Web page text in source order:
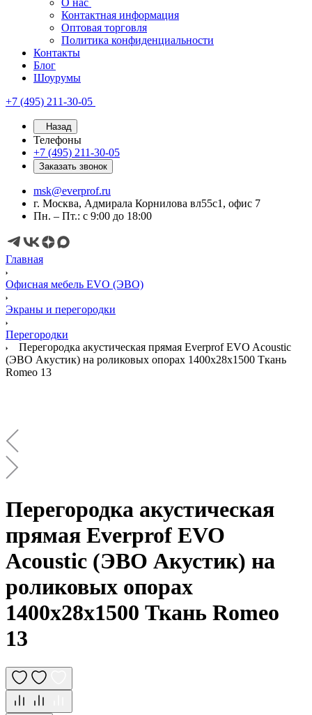
О нас
Контактная информация
Оптовая торговля
Политика конфиденциальности
Контакты
Блог
Шоурумы
+7 (495) 211-30-05
Назад
Телефоны
+7 (495) 211-30-05
Заказать звонок
msk@everprof.ru
г. Москва, Адмирала Корнилова вл55с1, офис 7
Пн. – Пт.: с 9:00 до 18:00
Главная
Офисная мебель EVO (ЭВО)
Экраны и перегородки
Перегородки
Перегородка акустическая прямая Everprof EVO Acoustic
(ЭВО Акустик) на роликовых опорах 1400х28х1500 Ткань
Romeo 13
Перегородка акустическая
прямая Everprof EVO
Acoustic (ЭВО Акустик) на
роликовых опорах
1400х28х1500 Ткань Romeo
13